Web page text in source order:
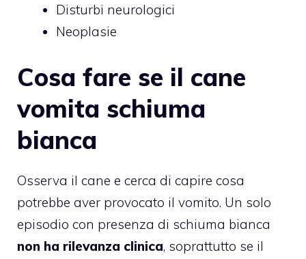
Disturbi neurologici
Neoplasie
Cosa fare se il cane
vomita schiuma
bianca
Osserva il cane e cerca di capire cosa
potrebbe aver provocato il vomito. Un solo
episodio con presenza di schiuma bianca
non ha rilevanza clinica, soprattutto se il